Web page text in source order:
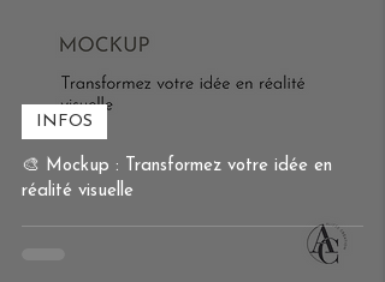
🎨 Mockup : Transformez votre idée en
réalité visuelle
INFOS